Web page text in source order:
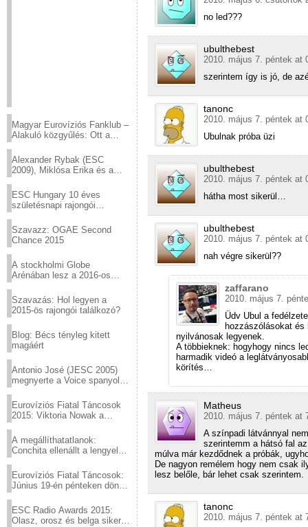
Magyar Eurovíziós Fanklub –
Alakuló közgyűlés: Ott a
Alexander Rybak (ESC
2009), Miklósa Erika és a
sztárjai a Margitszigeten
ESC Hungary 10 éves
születésnapi rajongói
Szavazz: OGAE Second
Chance 2015
A stockholmi Globe
Arénában lesz a 2016-os
Szavazás: Hol legyen a
2015-ös rajongói találkozó?
Blog: Bécs tényleg kitett
magáért
Antonio José (JESC 2005)
megnyerte a Voice spanyol
Eurovíziós Fiatal Táncosok
2015: Viktoria Nowak a
A megállíthatatlanok:
Conchita ellenállt a lengyel
Eurovíziós Fiatal Táncosok:
Június 19-én pénteken döntő
ESC Radio Awards 2015:
Olasz, orosz és belga siker,
no led???
ubulthebest
2010. május 7. péntek at
szerintem így is jó, de
tanonc
2010. május 7. péntek at
Ubulnak próba üzi
ubulthebest
2010. május 7. péntek at
hátha most sikerül…
ubulthebest
2010. május 7. péntek at
nah végre sikerül??
zaffarano
2010. május 7.
Üdv Ubul a
hozzászólásokat
nyilvánosak legyenek.
A többieknek: hogyhogy nincs
harmadik videó a
körítés…
Matheus
2010. május 7. péntek at
A színpadi látvánnyal
szerintemm a hátsó fal
múlva már kezdődnek a próbák,
De nagyon remélem hogy nem csak
lesz belőle, bár lehet csak szerintem.
tanonc
2010. május 7. péntek at